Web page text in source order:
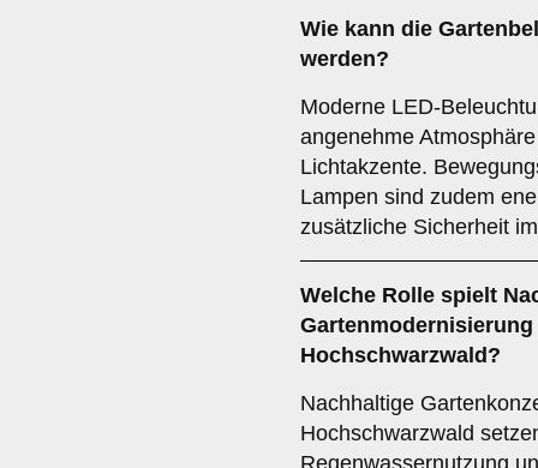
Wie kann die
werden?
Moderne LED-
angenehme
Lichtakzente.
Lampen sind zudem
zusätzliche Sicherheit
Welche Rolle spielt
Hochschwarzwald?
Nachhaltige
Hochschwarzwald
Regenwassernutzung